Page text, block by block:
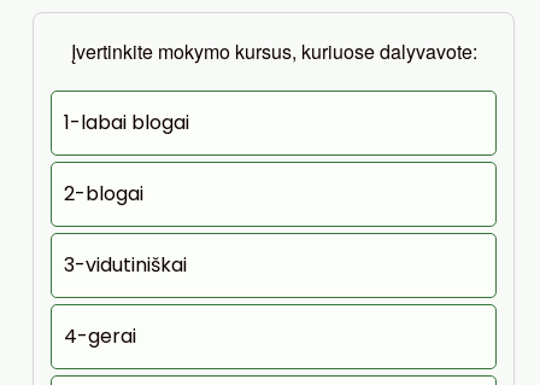
Įvertinkite mokymo kursus, kuriuose dalyvavote:
1-labai blogai
2-blogai
3-vidutiniškai
4-gerai